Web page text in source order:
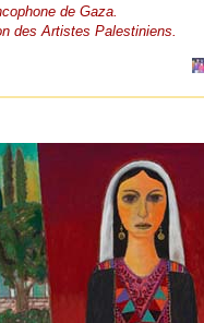
de Gaza.
des Artistes Palestiniens.